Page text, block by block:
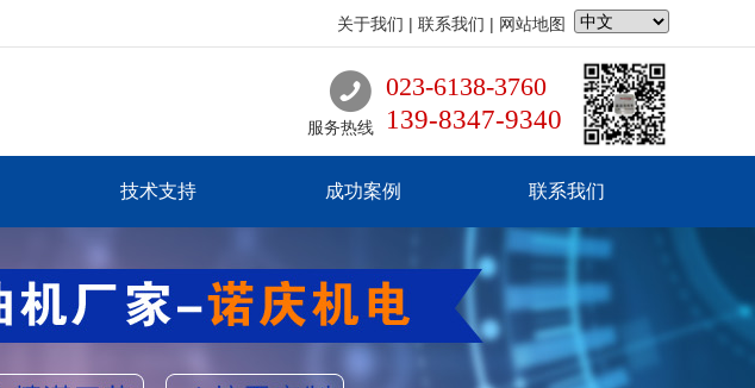
关于我们 | 联系我们 | 网站地图
服务热线
023-6138-3760
139-8347-9340
技术支持 成功案例 联系我们